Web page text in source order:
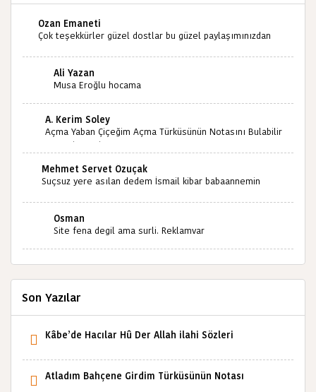
Ozan Emaneti
Çok teşekkürler güzel dostlar bu güzel paylaşımınızdan
ölmeyecektir tekrar teşekkürler saygılarımla
Ali Yazan
Musa Eroğlu hocama
A. Kerim Soley
Açma Yaban Çiçeğim Açma Türküsünün Notasını Bulabilir
miyiz ?İlginiz İçin Şimdiden Teşekkürler.
Mehmet Servet Özuçak
Suçsuz yere asılan dedem İsmail kibar babaannemin
Osman
Site fena degil ama surli. Reklamvar
Son Yazılar
Kâbe’de Hacılar Hû Der Allah ilahi Sözleri
Atladım Bahçene Girdim Türküsünün Notası